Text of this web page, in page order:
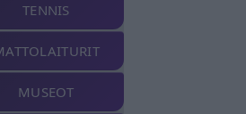
TENNIS
MUSEOT